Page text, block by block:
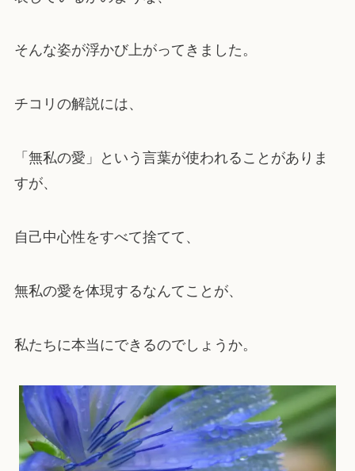
そんな姿が浮かび上がってきました。
チコリの解説には、
「無私の愛」という言葉が使われることがありま
すが、
自己中心性をすべて捨てて、
無私の愛を体現するなんてことが、
私たちに本当にできるのでしょうか。